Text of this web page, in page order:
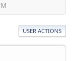
USER ACTIONS